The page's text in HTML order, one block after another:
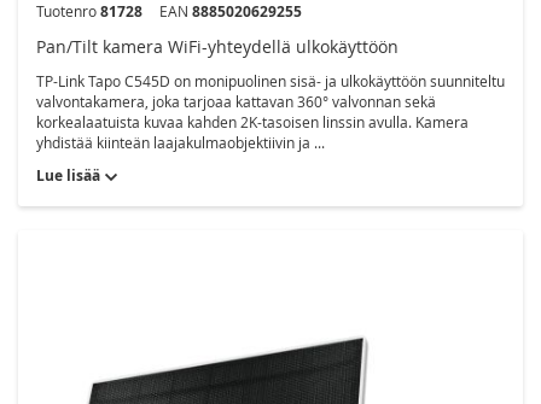
Tuotenro81728 EAN 8885020629255
Pan/Tilt kamera WiFi-yhteydellä ulkokäyttöön
TP-Link Tapo C545D on monipuolinen sisä- ja ulkokäyttöön suunniteltu
valvontakamera, joka tarjoaa kattavan 360° valvonnan sekä
korkealaatuista kuvaa kahden 2K-tasoisen linssin avulla. Kamera
yhdistää kiinteän laajakulmaobjektiivin ja ...
Lue lisää